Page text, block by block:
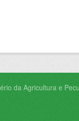
da Agricultura e